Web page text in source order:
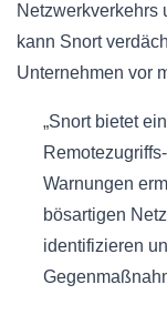
Netzwerkverkehrs
kann Snort
Unternehmen vor
„Snort bietet
Warnungen
bösartigen
identifizieren